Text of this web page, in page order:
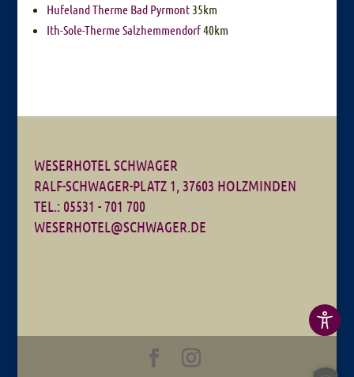
Hufeland Therme Bad Pyrmont35km
Ith-Sole-Therme Salzhemmendorf40km
WESERHOTEL SCHWAGER
RALF-SCHWAGER-PLATZ 1, 37603 HOLZMINDEN
TEL.: 05531 - 701 700
WESERHOTEL@SCHWAGER.DE